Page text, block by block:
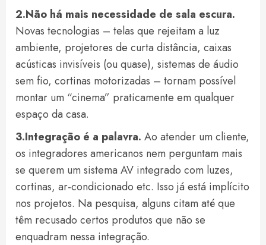
2.Não há mais necessidade de sala escura.
Novas tecnologias – telas que rejeitam a luz
ambiente, projetores de curta distância, caixas
acústicas invisíveis (ou quase), sistemas de áudio
sem fio, cortinas motorizadas – tornam possível
montar um “cinema” praticamente em qualquer
espaço da casa.
3.Integração é a palavra. Ao atender um cliente,
os integradores americanos nem perguntam mais
se querem um sistema AV integrado com luzes,
cortinas, ar-condicionado etc. Isso já está implícito
nos projetos. Na pesquisa, alguns citam até que
têm recusado certos produtos que não se
enquadram nessa integração.